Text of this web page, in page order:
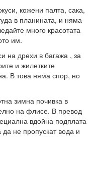
кожени палта, сака,
в планината, и няма
много красотата
им.
на дрехи в багажа , за
и жилетките
В това няма спор, но
зимна почивка в
на флисе. В превод
вдойна подплата
да не пропускат вода и